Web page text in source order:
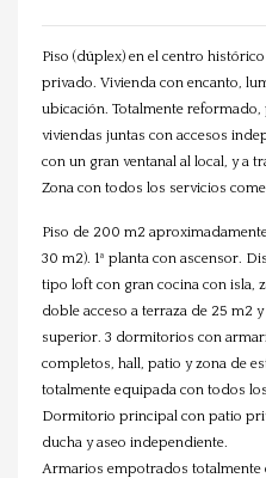
Piso (dúplex) en el centro
privado. Vivienda con encanto,
ubicación. Totalmente
viviendas juntas con accesos
con un gran ventanal al local, y a
Zona con todos los servicios
Piso de 200 m2
30 m2). 1ª planta con ascensor.
tipo loft con gran cocina con isla,
doble acceso a terraza de 25 m2
superior. 3 dormitorios con
completos, hall, patio y zona de
totalmente equipada con todos
Dormitorio principal con patio
ducha y aseo independiente.
Armarios empotrados totalmente